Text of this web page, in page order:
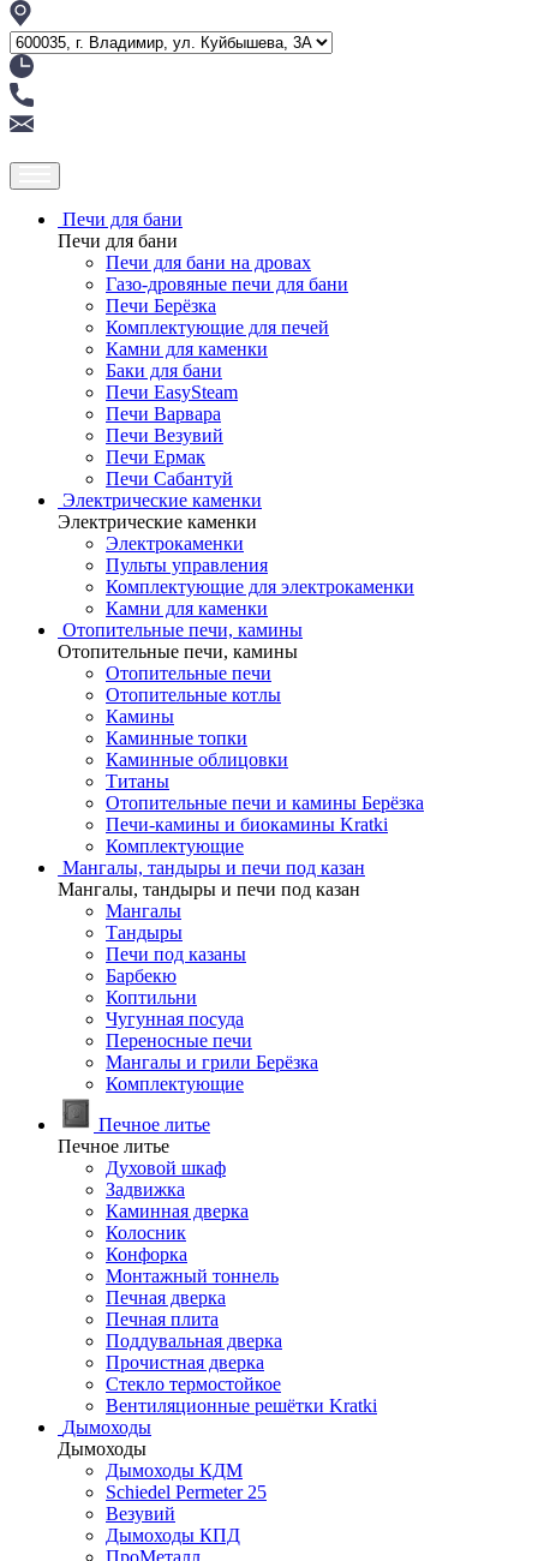
Печи для бани
Печи для бани
Печи для бани на дровах
Газо-дровяные печи для бани
Печи Берёзка
Комплектующие для печей
Камни для каменки
Баки для бани
Печи EasySteam
Печи Варвара
Печи Везувий
Печи Ермак
Печи Сабантуй
Электрические каменки
Электрические каменки
Электрокаменки
Пульты управления
Комплектующие для электрокаменки
Камни для каменки
Отопительные печи, камины
Отопительные печи, камины
Отопительные печи
Отопительные котлы
Камины
Каминные топки
Каминные облицовки
Титаны
Отопительные печи и камины Берёзка
Печи-камины и биокамины Kratki
Комплектующие
Мангалы, тандыры и печи под казан
Мангалы, тандыры и печи под казан
Мангалы
Тандыры
Печи под казаны
Барбекю
Коптильни
Чугунная посуда
Переносные печи
Мангалы и грили Берёзка
Комплектующие
Печное литье
Печное литье
Духовой шкаф
Задвижка
Каминная дверка
Колосник
Конфорка
Монтажный тоннель
Печная дверка
Печная плита
Поддувальная дверка
Прочистная дверка
Стекло термостойкое
Вентиляционные решётки Kratki
Дымоходы
Дымоходы
Дымоходы КДМ
Schiedel Permeter 25
Везувий
Дымоходы КПД
ПроМеталл